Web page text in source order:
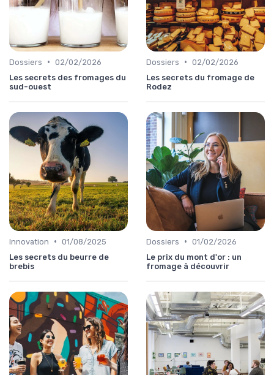
Dossiers • 02/02/2026
Les secrets des fromages du
sud-ouest
Dossiers • 02/02/2026
Les secrets du fromage de
Rodez
Innovation • 01/08/2025
Les secrets du beurre de
brebis
Dossiers • 01/02/2026
Le prix du mont d'or : un
fromage à découvrir